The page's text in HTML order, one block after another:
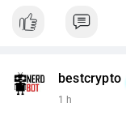
bestcrypto
1 h